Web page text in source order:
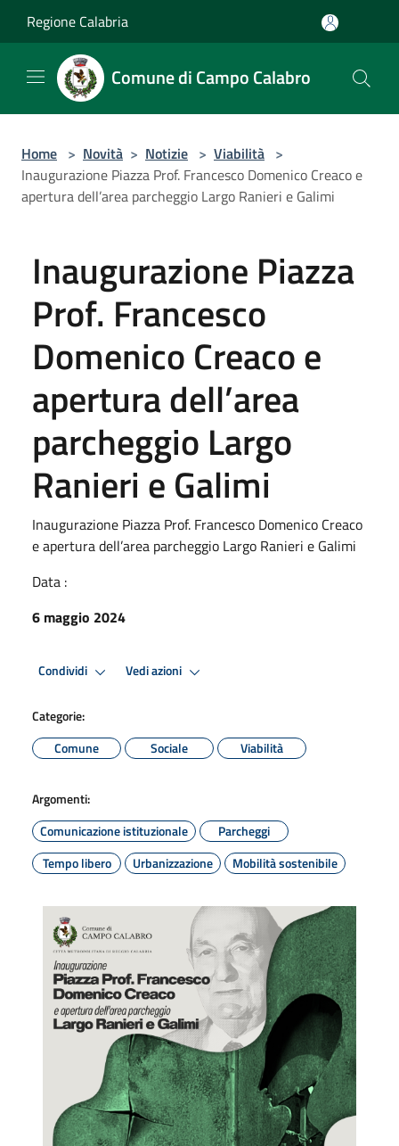
Regione Calabria
Comune di Campo Calabro
Home > Novità > Notizie > Viabilità >
Inaugurazione Piazza Prof. Francesco Domenico Creaco e
apertura dell’area parcheggio Largo Ranieri e Galimi
Inaugurazione Piazza
Prof. Francesco
Domenico Creaco e
apertura dell’area
parcheggio Largo
Ranieri e Galimi
Inaugurazione Piazza Prof. Francesco Domenico Creaco
e apertura dell’area parcheggio Largo Ranieri e Galimi
Data :
6 maggio 2024
Condividi Vedi azioni
Categorie:
Comune
Sociale Viabilità
Argomenti:
Comunicazione istituzionale
Parcheggi
Tempo libero
Urbanizzazione Mobilità sostenibile